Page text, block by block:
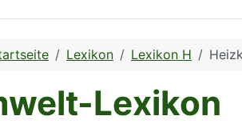
Lexikon Lexikon H
Lexikon